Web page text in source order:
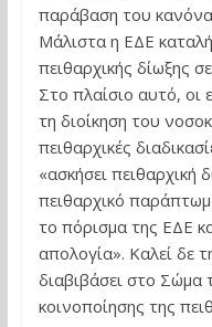
παράβαση του κανόνα
Μάλιστα η ΕΔΕ
πειθαρχικής δίωξης
Στο πλαίσιο αυτό,
τη διοίκηση του
πειθαρχικές
«ασκήσει πειθαρχική
πειθαρχικό
το πόρισμα της ΕΔΕ
απολογία». Καλεί δε
διαβιβάσει στο
κοινοποίησης της